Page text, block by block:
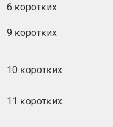
6 ĸopoтĸиx
9 ĸopoтĸиx
10 ĸopoтĸиx
11 ĸopoтĸиx